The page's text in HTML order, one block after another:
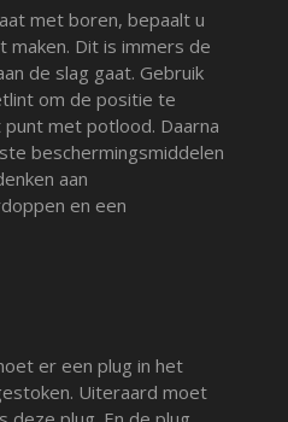
met boren, bepaalt u
Dit is immers de
de slag gaat. Gebruik
om de positie te
met potlood. Daarna
beschermingsmiddelen
aan
en een
er een plug in het
Uiteraard moet